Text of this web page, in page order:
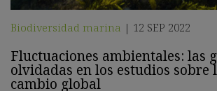
Biodiversidad marina | 12 SEP 2022
Fluctuaciones ambientales: las
olvidadas en los estudios sobre
cambio global